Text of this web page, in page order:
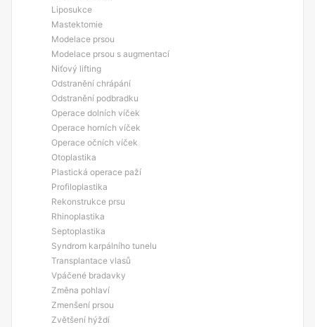
Liposukce
Mastektomie
Modelace prsou
Modelace prsou s augmentací
Niťový lifting
Odstranění chrápání
Odstranění podbradku
Operace dolních víček
Operace horních víček
Operace očních víček
Otoplastika
Plastická operace paží
Profiloplastika
Rekonstrukce prsu
Rhinoplastika
Septoplastika
Syndrom karpálního tunelu
Transplantace vlasů
Vpáčené bradavky
Změna pohlaví
Zmenšení prsou
Zvětšení hýždí